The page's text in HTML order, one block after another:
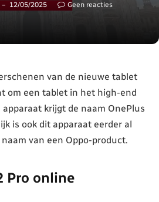
12/05/2025
Geen reacties
van de nieuwe tablet
om een tablet in het high-end
krijgt de naam OnePlus
is ook dit apparaat eerder al
van een Oppo-product.
Pro online